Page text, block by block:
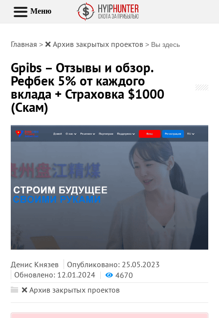
Главная >❌ Архив закрытых проектов > Вы здесь
Gpibs – Отзывы и обзор.
Рефбек 5% от каждого
вклада + Страховка $1000
(Скам)
Денис Князев
Опубликовано: 25.05.2023
Обновлено: 12.01.2024
4670
❌ Архив закрытых проектов
Меню